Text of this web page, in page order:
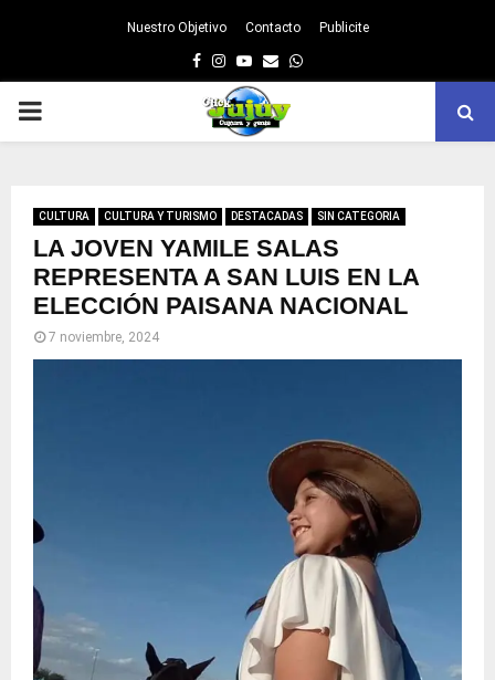
Nuestro Objetivo Contacto Publicite
Facebook
Instagram
Youtube
EmailWhatsapp
PRIMARY
CULTURA CULTURA Y TURISMO DESTACADAS SIN CATEGORIA
LA JOVEN YAMILE SALAS
REPRESENTA A SAN LUIS EN LA
ELECCIÓN PAISANA NACIONAL
7 noviembre, 2024